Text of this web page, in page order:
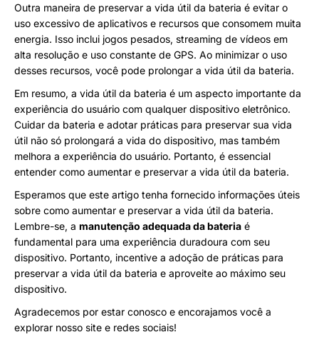
Outra maneira de preservar a vida útil da bateria é evitar o
uso excessivo de aplicativos e recursos que consomem muita
energia. Isso inclui jogos pesados, streaming de vídeos em
alta resolução e uso constante de GPS. Ao minimizar o uso
desses recursos, você pode prolongar a vida útil da bateria.
Em resumo, a vida útil da bateria é um aspecto importante da
experiência do usuário com qualquer dispositivo eletrônico.
Cuidar da bateria e adotar práticas para preservar sua vida
útil não só prolongará a vida do dispositivo, mas também
melhora a experiência do usuário. Portanto, é essencial
entender como aumentar e preservar a vida útil da bateria.
Esperamos que este artigo tenha fornecido informações úteis
sobre como aumentar e preservar a vida útil da bateria.
Lembre-se, a manutenção adequada da bateria é
fundamental para uma experiência duradoura com seu
dispositivo. Portanto, incentive a adoção de práticas para
preservar a vida útil da bateria e aproveite ao máximo seu
dispositivo.
Agradecemos por estar conosco e encorajamos você a
explorar nosso site e redes sociais!